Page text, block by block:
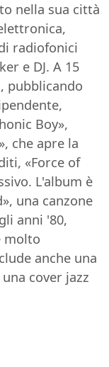
nella sua città
radiofonici
e DJ. A 15
pubblicando
Boy»,
che apre la
«Force of
L'album è
una canzone
anni '80,
molto
anche una
cover jazz